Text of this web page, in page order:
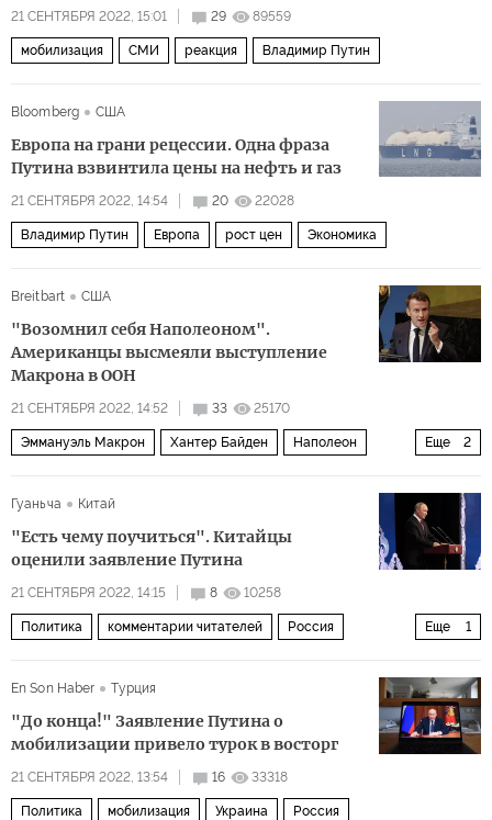
21 СЕНТЯБРЯ 2022, 15:01 29 89559
мобилизация СМИ реакция Владимир Путин
Bloomberg США
Европа на грани рецессии. Одна фраза
Путина взвинтила цены на нефть и газ
21 СЕНТЯБРЯ 2022, 14:54 20 22028
Владимир Путин Европа рост цен Экономика
Breitbart США
"Возомнил себя Наполеоном".
Американцы высмеяли выступление
Макрона в ООН
21 СЕНТЯБРЯ 2022, 14:52 33 25170
Еще 2
Эммануэль Макрон Хантер Байден Наполеон
Гуаньча
Китай
"Есть чему поучиться". Китайцы
оценили заявление Путина
21 СЕНТЯБРЯ 2022, 14:15 8 10258
Еще 1
Политика комментарии читателей Россия
En Son Haber
Турция
"До конца!" Заявление Путина о
мобилизации привело турок в восторг
21 СЕНТЯБРЯ 2022, 13:54 16 33318
Политика мобилизация Украина Россия